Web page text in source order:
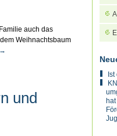
auch das
Weihnachtsbaum
→
und